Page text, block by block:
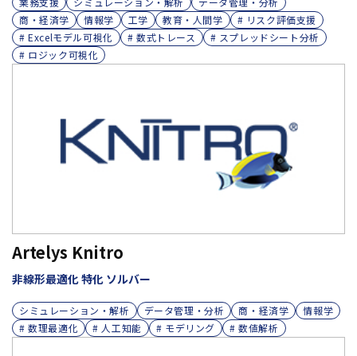
商・経済学
情報学 工学 教育・人間学
# リスク評価支援
# Excelモデル可視化
# 数式トレース
# スプレッドシート分析
# ロジック可視化
Artelys Knitro
非線形最適化 特化 ソルバー
シミュレーション・解析 データ管理・分析 商・経済学
情報学
# 数理最適化
# 人工知能 # モデリング # 数値解析